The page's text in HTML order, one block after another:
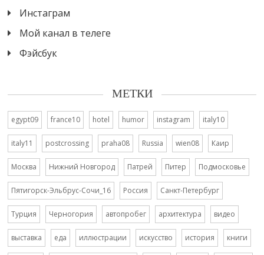
Инстаграм
Мой канал в телеге
Фэйсбук
МЕТКИ
egypt09 france10 hotel humor instagram italy10
italy11 postcrossing praha08 Russia wien08 Каир
Москва Нижний Новгород Патрей Питер Подмосковье
Пятигорск-Эльбрус-Сочи_16 Россия Санкт-Петербург
Турция Черногория автопробег архитектура видео
выставка еда иллюстрации искусство история книги